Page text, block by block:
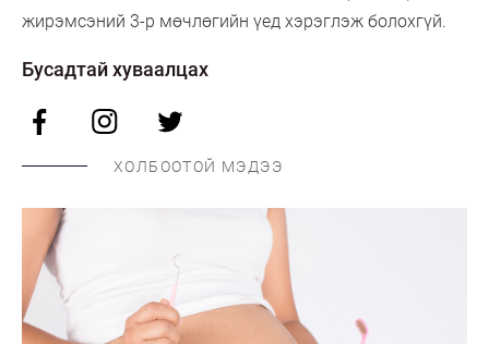
жирэмсэний 3-р мөчлөгийн үед хэрэглэж болохгүй.
Бусадтай хуваалцах
ХОЛБООТОЙ МЭДЭЭ